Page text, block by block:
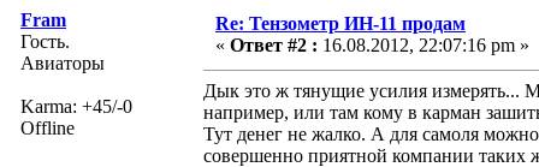
Fram
Гость.
Авиаторы
Karma: +45/-0
Offline
Re: Тензометр ИН-11 продам
« Ответ #2 : 16.08.2012, 22:07:16 pm »
Дык это ж тянущие усилия измерять...
например, или там кому в карман
Тут денег не жалко. А для самоля
совершенно приятной компании